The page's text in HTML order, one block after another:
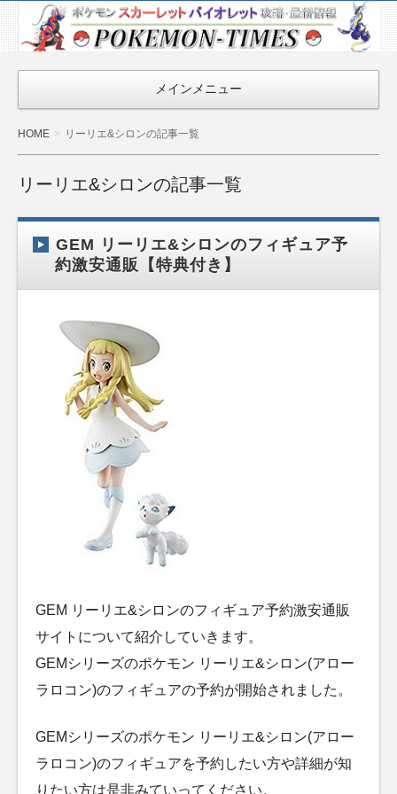
ポケモン最新
情報まとめ
『POKEMON-
TIMES』
メインメニュー
HOME リーリエ&シロンの記事一覧
リーリエ&シロンの記事一覧
GEM リーリエ&シロンのフィギュア予
約激安通販【特典付き】
GEM リーリエ&シロンのフィギュア予約激安通販
サイトについて紹介していきます。
GEMシリーズのポケモン リーリエ&シロン(アロー
ラロコン)のフィギュアの予約が開始されました。
GEMシリーズのポケモン リーリエ&シロン(アロー
ラロコン)のフィギュアを予約したい方や詳細が知
りたい方は是非みていってください。